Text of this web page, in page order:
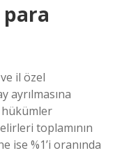
il özel
ayrılmasına
toplamının
ise %1’i oranında